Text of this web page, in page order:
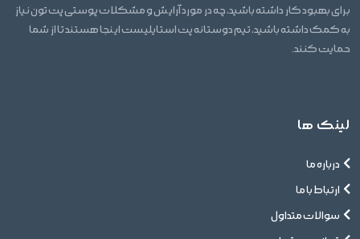
برای بهبود کار داشته باشید، چه در مورد آرایش و مشکلات پوستی پت تون نیاز
به کمک داشته باشید، تیم دوستانه پت استایلیست اینجا هستند تا از شما
حمایت کنند.
لینک ها
درباره ما
ارتباط با ما
سوالات متداول